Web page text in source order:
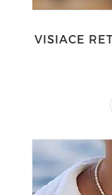
VISIACE